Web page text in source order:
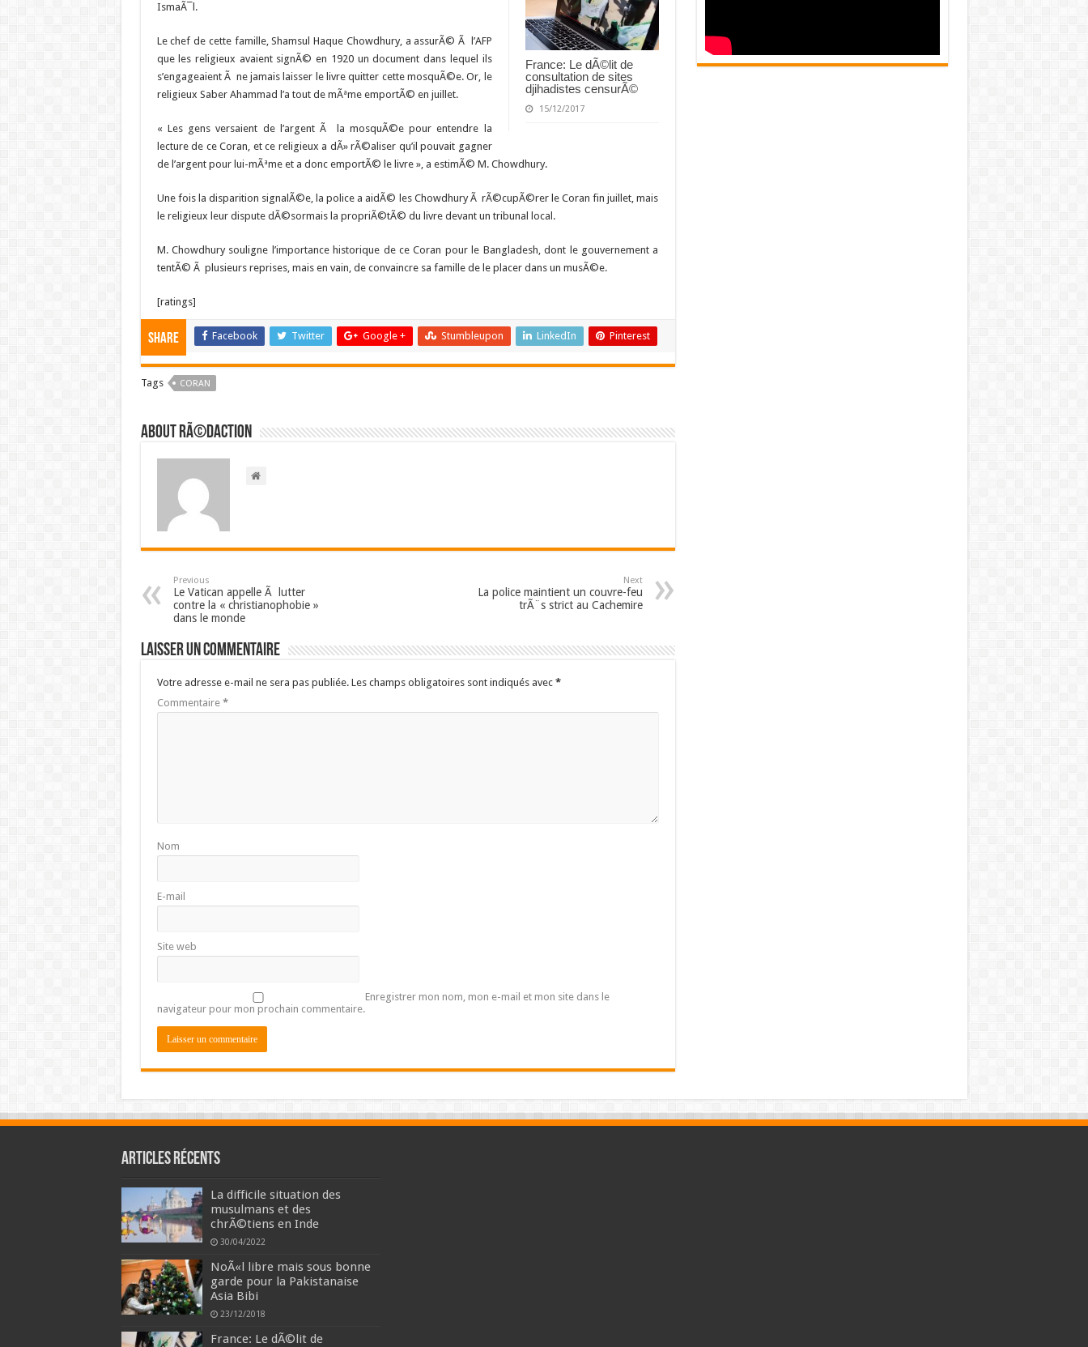
France: Le dÃ©lit de
consultation de sites
djihadistes censurÃ©
15/12/2017
IsmaÃ¯l.
Le chef de cette famille, Shamsul Haque Chowdhury, a assurÃ© Ã l’AFP
que les religieux avaient signÃ© en 1920 un document dans lequel ils
s’engageaient Ã ne jamais laisser le livre quitter cette mosquÃ©e. Or, le
religieux Saber Ahammad l’a tout de mÃªme emportÃ© en juillet.
« Les gens versaient de l’argent Ã la mosquÃ©e pour entendre la
lecture de ce Coran, et ce religieux a dÃ» rÃ©aliser qu’il pouvait gagner
de l’argent pour lui-mÃªme et a donc emportÃ© le livre », a estimÃ© M. Chowdhury.
Une fois la disparition signalÃ©e, la police a aidÃ© les Chowdhury Ã rÃ©cupÃ©rer le Coran fin juillet, mais
le religieux leur dispute dÃ©sormais la propriÃ©tÃ© du livre devant un tribunal local.
M. Chowdhury souligne l’importance historique de ce Coran pour le Bangladesh, dont le gouvernement a
tentÃ© Ã plusieurs reprises, mais en vain, de convaincre sa famille de le placer dans un musÃ©e.
[ratings]
Share Facebook Twitter Google + Stumbleupon LinkedIn Pinterest
Tags CORAN
About RÃ©daction
Previous
Le Vatican appelle Ã lutter
contre la « christianophobie »
dans le monde
Next
La police maintient un couvre-feu
trÃ¨s strict au Cachemire
Laisser un commentaire
Votre adresse e-mail ne sera pas publiée. Les champs obligatoires sont indiqués avec *
Commentaire *
Nom
E-mail
Site web
Enregistrer mon nom, mon e-mail et mon site dans le
navigateur pour mon prochain commentaire.
Articles récents
La difficile situation des
musulmans et des
chrÃ©tiens en Inde
30/04/2022
NoÃ«l libre mais sous bonne
garde pour la Pakistanaise
Asia Bibi
23/12/2018
France: Le dÃ©lit de